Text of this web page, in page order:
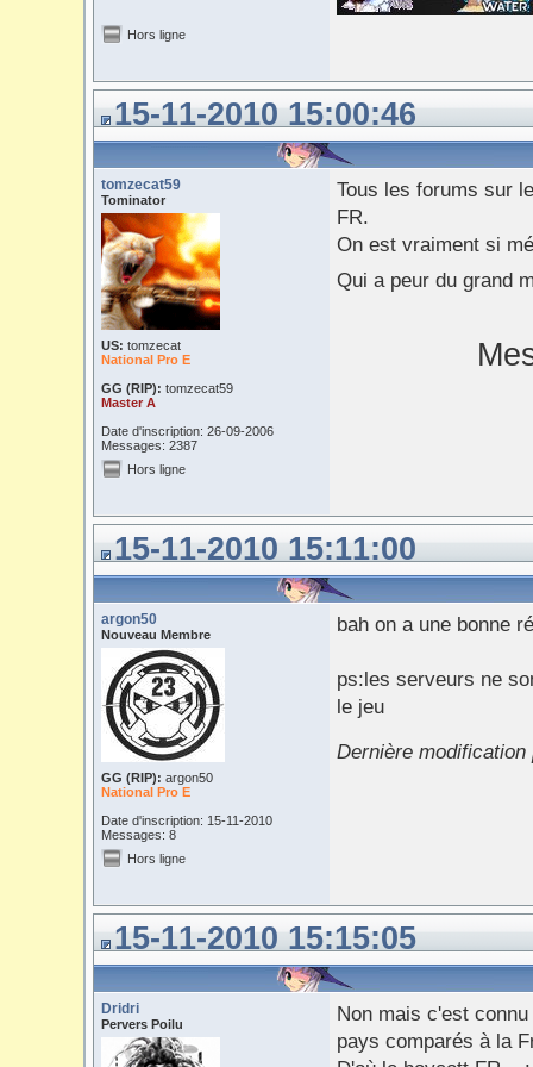
Hors ligne
15-11-2010 15:00:46
tomzecat59
Tominator
US: tomzecat
National Pro E
GG (RIP): tomzecat59
Master A
Date d'inscription: 26-09-2006
Messages: 2387
Tous les forums sur
FR.
On est vraiment si
Qui a peur du grand
Hors ligne
15-11-2010 15:11:00
argon50
Nouveau Membre
GG (RIP): argon50
National Pro E
Date d'inscription: 15-11-2010
Messages: 8
bah on a une bonne
ps:les serveurs ne
le jeu
Dernière modification
Hors ligne
15-11-2010 15:15:05
Dridri
Pervers Poilu
Non mais c'est
pays comparés à la